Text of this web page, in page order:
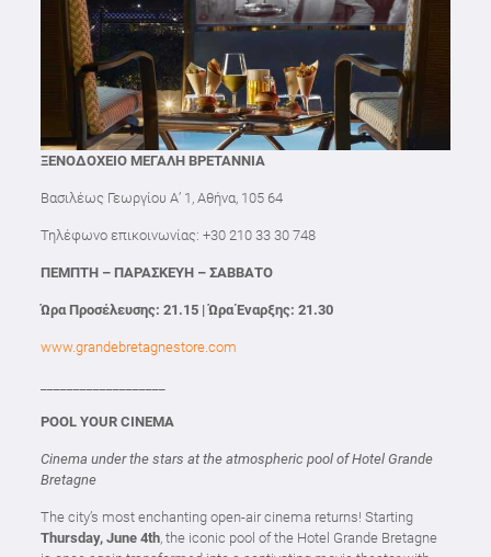
ΞΕΝΟΔΟΧΕΙΟ ΜΕΓΑΛΗ ΒΡΕΤΑΝΝΙΑ
Βασιλέως Γεωργίου Α’ 1, Αθήνα, 105 64
Τηλέφωνο επικοινωνίας: +30 210 33 30 748
ΠΕΜΠΤΗ – ΠΑΡΑΣΚΕΥΗ – ΣΑΒΒΑΤΟ
Ώρα Προσέλευσης: 21.15 | Ώρα Έναρξης: 21.30
www.grandebretagnestore.com
POOL YOUR CINEMA
Cinema under the stars at the atmospheric pool of Hotel Grande
Bretagne
The city’s most enchanting open-air cinema returns! Starting
Thursday, June 4th, the iconic pool of the Hotel Grande Bretagne